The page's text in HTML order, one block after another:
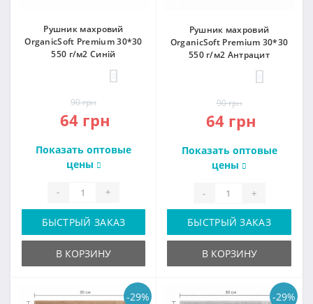
Рушник махровий
OrganicSoft Premium 30*30
550 г/м2 Синій
90 грн
64 грн
Показать оптовые
цены
- +
БЫСТРЫЙ ЗАКАЗ
В КОРЗИНУ
Рушник махровий
OrganicSoft Premium 30*30
550 г/м2 Антрацит
90 грн
64 грн
Показать оптовые
цены
- +
БЫСТРЫЙ ЗАКАЗ
В КОРЗИНУ
-29% -29%